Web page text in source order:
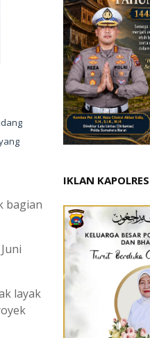
bagian
layak
IKLAN